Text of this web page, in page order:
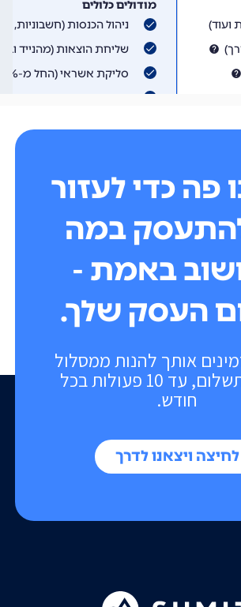
אותך להנות ממסלול
פטור מתשלום, עד 10 פעולות בכל
חודש.
לחיצה ויצאנו לדרך
פה כדי לעזור
במה
באמת -
העסק שלך.